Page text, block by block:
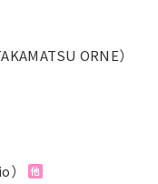
ORNE）
他